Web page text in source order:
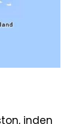
inden